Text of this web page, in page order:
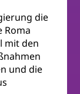
die
Roma
mit den
und die